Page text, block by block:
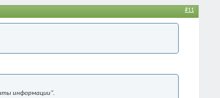
#11
информации".